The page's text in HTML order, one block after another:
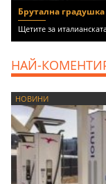
Брутална
Щетите за
НАЙ-
НОВИНИ